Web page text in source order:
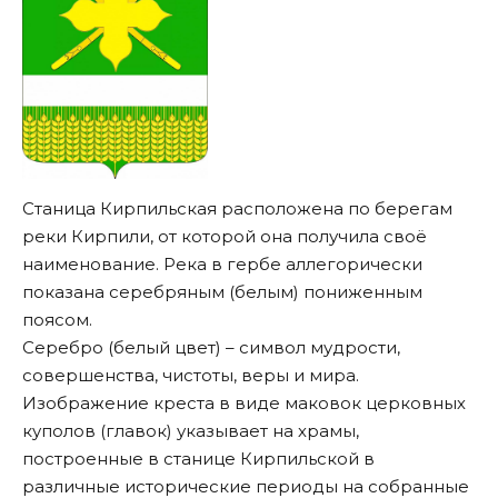
Станица Кирпильская расположена по берегам
реки Кирпили, от которой она получила своё
наименование. Река в гербе аллегорически
показана серебряным (белым) пониженным
поясом.
Серебро (белый цвет) – символ мудрости,
совершенства, чистоты, веры и мира.
Изображение креста в виде маковок церковных
куполов (главок) указывает на храмы,
построенные в станице Кирпильской в
различные исторические периоды на собранные